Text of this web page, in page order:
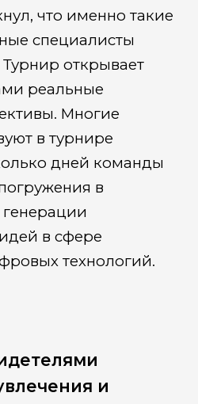
что именно такие
специалисты
открывает
реальные
Многие
в турнире
дней команды
в
в сфере
технологий.
и